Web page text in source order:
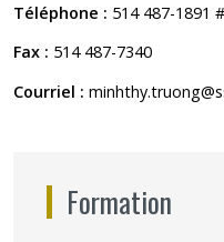
Téléphone : 514 487-1891
Fax : 514 487-7340
Courriel :
Formation